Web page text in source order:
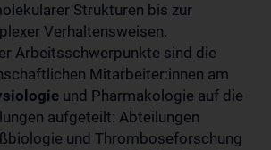
Strukturen bis zur
Verhaltensweisen.
Arbeitsschwerpunkte sind die
Mitarbeiter:innen am
und Pharmakologie auf die
aufgeteilt: Abteilungen
und Thromboseforschung